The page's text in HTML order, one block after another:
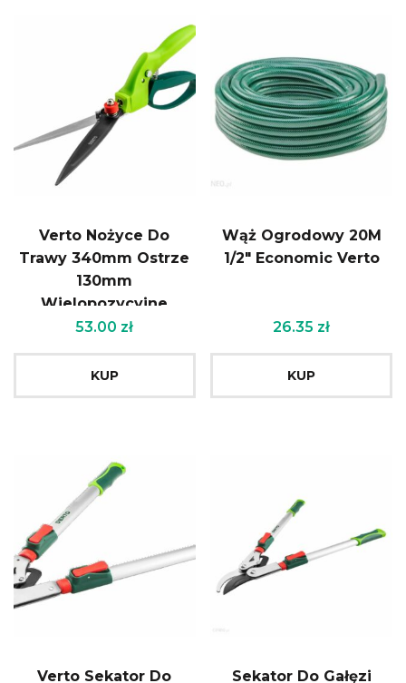
Verto Nożyce Do
Trawy 340mm Ostrze
130mm
Wielopozycyjne
15G300
53.00 zł
KUP
Wąż Ogrodowy 20M
1/2″ Economic Verto
26.35 zł
KUP
Verto Sekator Do Sekator Do Gałęzi